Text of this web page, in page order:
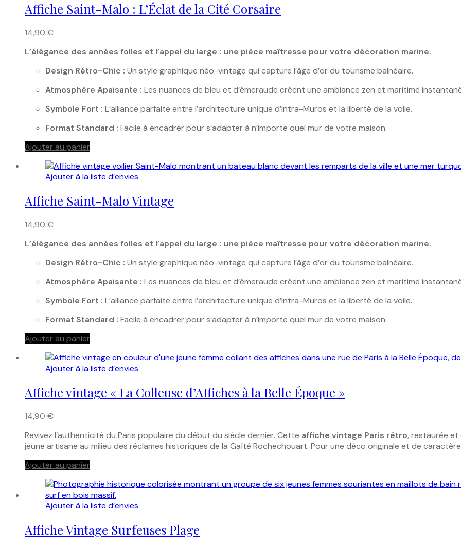
Affiche Saint-Malo : L’Éclat de la Cité Corsaire
14,90 €
L’élégance des années folles et l’appel du large : une pièce maîtresse pour votre décoration marine.
Design Rétro-Chic : Un style graphique néo-vintage qui capture l’âge d’or du tourisme balnéaire.
Atmosphère Apaisante : Les nuances de bleu et d’émeraude créent une ambiance zen et maritime
Symbole Fort : L’alliance parfaite entre l’architecture unique d’Intra-Muros et la liberté de la voile.
Format Standard : Facile à encadrer pour s’adapter à n’importe quel mur de votre maison.
Ajouter au panier
Ajouter à la liste d’envies
Affiche Saint-Malo Vintage
14,90 €
L’élégance des années folles et l’appel du large : une pièce maîtresse pour votre décoration marine.
Design Rétro-Chic : Un style graphique néo-vintage qui capture l’âge d’or du tourisme balnéaire.
Atmosphère Apaisante : Les nuances de bleu et d’émeraude créent une ambiance zen et maritime
Symbole Fort : L’alliance parfaite entre l’architecture unique d’Intra-Muros et la liberté de la voile.
Format Standard : Facile à encadrer pour s’adapter à n’importe quel mur de votre maison.
Ajouter au panier
Ajouter à la liste d’envies
Affiche vintage « La Colleuse d’Affiches à la Belle Époque »
14,90 €
Revivez l’authenticité du Paris populaire du début du siècle dernier. Cette affiche vintage Paris rétro, restaurée et
jeune artisane au milieu des réclames historiques de la Gaîté Rochechouart. Pour une déco originale et de
Ajouter au panier
Ajouter à la liste d’envies
Affiche Vintage Surfeuses Plage